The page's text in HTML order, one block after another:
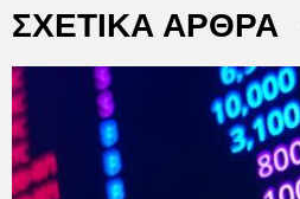
ΣΧΕΤΙΚΑ ΑΡΘΡΑ